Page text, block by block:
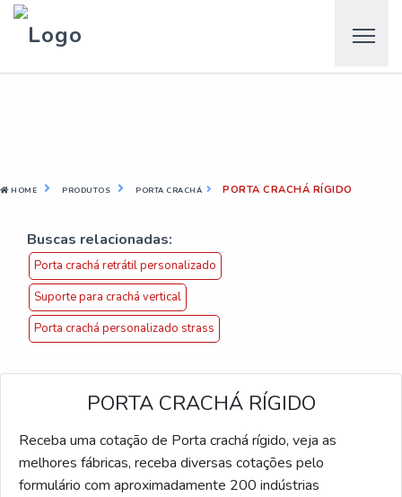
HOME PRODUTOS PORTA CRACHÁ PORTA CRACHÁ RÍGIDO
Buscas relacionadas:
Porta crachá retrátil personalizado
Suporte para crachá vertical
Porta crachá personalizado strass
PORTA CRACHÁ RÍGIDO
Receba uma cotação de Porta crachá rígido, veja as
melhores fábricas, receba diversas cotações pelo
formulário com aproximadamente 200 indústrias